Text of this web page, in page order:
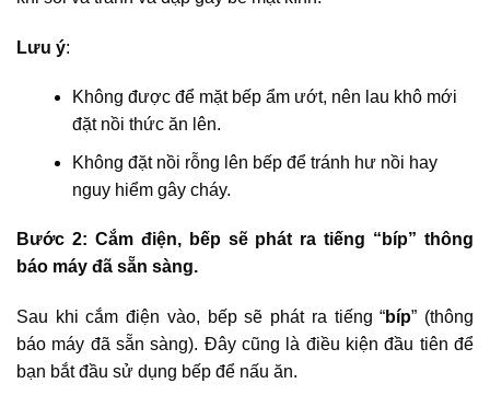
Lưu ý:
Không được để mặt bếp ẩm ướt, nên lau khô mới
đặt nồi thức ăn lên.
Không đặt nồi rỗng lên bếp để tránh hư nồi hay
nguy hiểm gây cháy.
Bước 2: Cắm điện, bếp sẽ phát ra tiếng “bíp” thông
báo máy đã sẵn sàng.
Sau khi cắm điện vào, bếp sẽ phát ra tiếng “bíp” (thông
báo máy đã sẵn sàng). Đây cũng là điều kiện đầu tiên để
bạn bắt đầu sử dụng bếp để nấu ăn.